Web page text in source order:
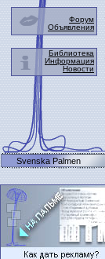
Форум
Объявления
Библиотека
Информация
Новости
Svenska Palmen